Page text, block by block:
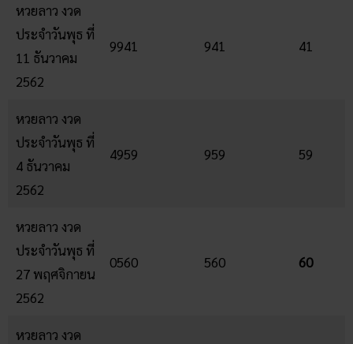
หวยลาว งวด
ประจำวันพุธ ที่
11 ธันวาคม
2562
9941 941 41
หวยลาว งวด
ประจำวันพุธ ที่
4 ธันวาคม
2562
4959 959 59
หวยลาว งวด
ประจำวันพุธ ที่
27 พฤศจิกายน
2562
0560 560 60
หวยลาว งวด